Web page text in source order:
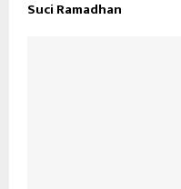
Suci Ramadhan